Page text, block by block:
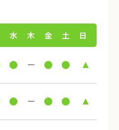
水 木 金 土 日